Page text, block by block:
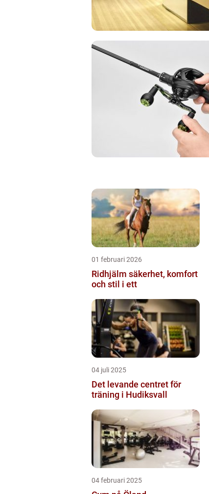
01 februari 2026
Ridhjälm säkerhet, komfort
och stil i ett
04 juli 2025
Det levande centret för
träning i Hudiksvall
04 februari 2025